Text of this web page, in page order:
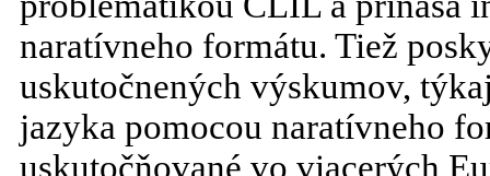
naratívneho formátu. Tiež
uskutočnených výskumov,
jazyka pomocou naratívneho
uskutočňované vo viacerých